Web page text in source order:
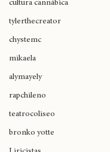
cultura cannábica
tylerthecreator
chystemc
mikaela
alymayely
rapchileno
teatrocoliseo
bronko yotte